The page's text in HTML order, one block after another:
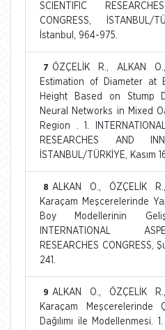
SCIENTIFIC
CONGRESS, İSTANBUL/
İstanbul, 964-975.
7 ÖZÇELİK R., ALKAN
Estimation of Diameter at
Height Based on Stump
Neural Networks in Mixed
Region . 1.
RESEARCHES AND
İSTANBUL/TÜRKİYE, Kasım
8 ALKAN O., ÖZÇELİK
Karaçam Meşcerelerinde
Boy Modellerinin
INTERNATIONAL
RESEARCHES CONGRESS,
241.
9 ALKAN O., ÖZÇELİK
Karaçam Meşcerelerinde
Dağılımı ile Modellenmesi.